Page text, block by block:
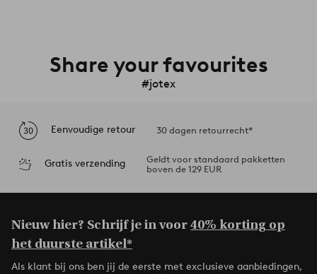
Share your favourites
#jotex
Eenvoudige retour 30 dagen retourrecht*
Gratis verzending
Geldt voor standaard pakketten
boven de 129 EUR
Nieuw hier? Schrijf je in voor40% korting op
het duurste artikel*
Als klant bij ons ben jij de eerste met exclusieve aanbiedingen,